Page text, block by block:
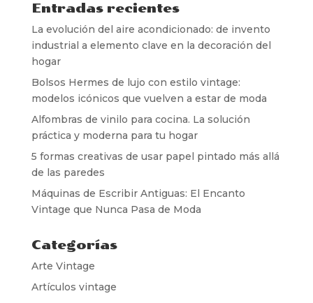
Entradas recientes
La evolución del aire acondicionado: de invento
industrial a elemento clave en la decoración del
hogar
Bolsos Hermes de lujo con estilo vintage:
modelos icónicos que vuelven a estar de moda
Alfombras de vinilo para cocina. La solución
práctica y moderna para tu hogar
5 formas creativas de usar papel pintado más allá
de las paredes
Máquinas de Escribir Antiguas: El Encanto
Vintage que Nunca Pasa de Moda
Categorías
Arte Vintage
Artículos vintage